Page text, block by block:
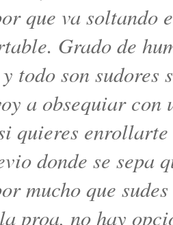
que va soltando
Grado de
todo son sudores
a obsequiar con
quieres
donde se sepa
mucho que
proa, no hay